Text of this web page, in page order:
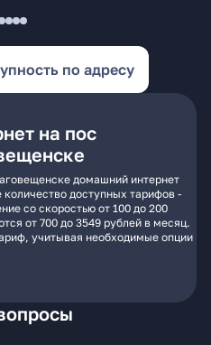
по адресу
на пос
домашний интернет
доступных тарифов -
со скоростью от 100 до 200
от 700 до 3549 рублей в месяц.
учитывая необходимые опции